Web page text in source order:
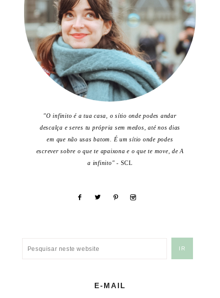
"O infinito é a tua casa, o sítio onde podes andar
descalça e seres tu própria sem medos, até nos dias
em que não usas batom. É um sítio onde podes
escrever sobre o que te apaixona e o que te move, de A
a infinito"- SCL
E-MAIL